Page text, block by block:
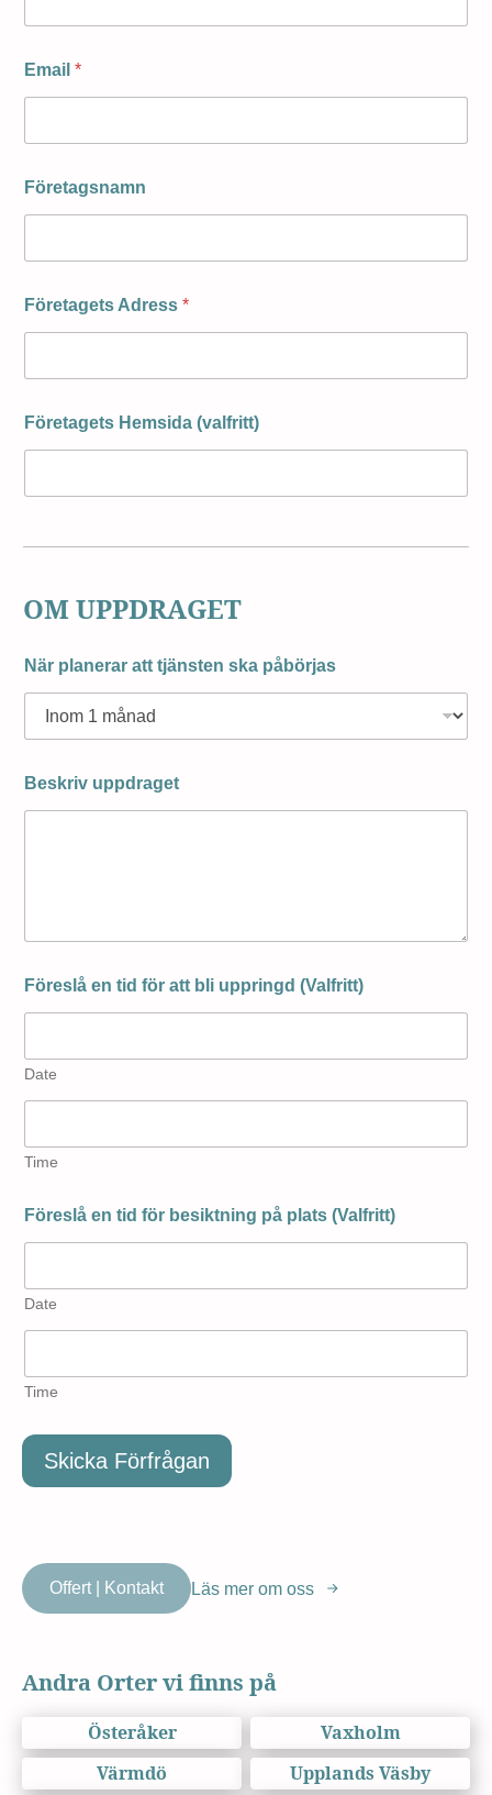
Email *
Företagsnamn
Företagets Adress *
Företagets Hemsida (valfritt)
OM UPPDRAGET
När planerar att tjänsten ska påbörjas
Beskriv uppdraget
Föreslå en tid för att bli uppringd (Valfritt)
Date
Time
Föreslå en tid för besiktning på plats (Valfritt)
Date
Time
Skicka Förfrågan
Offert | Kontakt Läs mer om oss
Andra Orter vi finns på
Österåker
Vaxholm
Värmdö
Upplands Väsby